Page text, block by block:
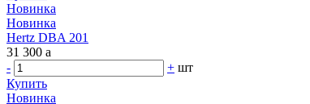
Новинка
Новинка
Hertz DBA 201
31 300 a
-
+ шт
Купить
Новинка